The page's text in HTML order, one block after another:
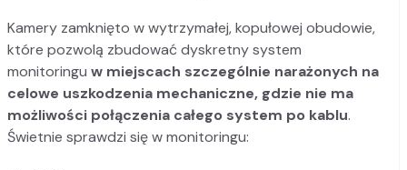
Kamery zamknięto w wytrzymałej, kopułowej obudowie,
które pozwolą zbudować dyskretny system
monitoringu w miejscach szczególnie narażonych na
celowe uszkodzenia mechaniczne, gdzie nie ma
możliwości połączenia całego system po kablu.
Świetnie sprawdzi się w monitoringu: